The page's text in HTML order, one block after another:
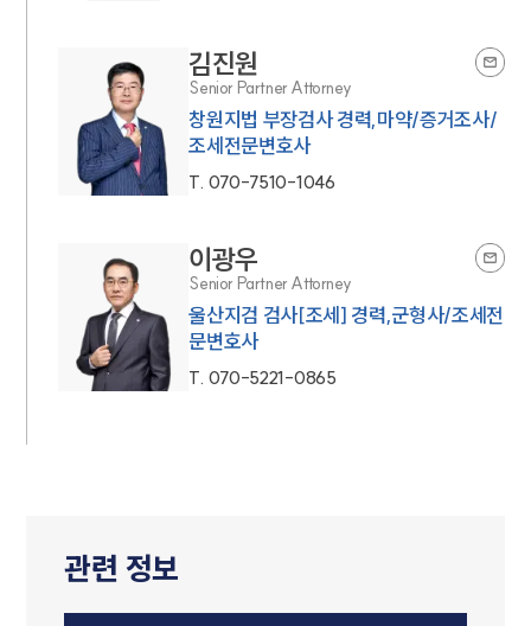
김진원
Senior Partner Attorney
창원지법 부장검사 경력,마약/증거조사/
조세전문변호사
T. 070-7510-1046
이광우
Senior Partner Attorney
울산지검 검사[조세] 경력,군형사/조세전
문변호사
T. 070-5221-0865
관련 정보